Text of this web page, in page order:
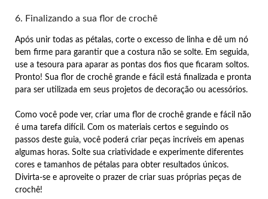
6. Finalizando a sua flor de crochê
Após unir todas as pétalas, corte o excesso de linha e dê um nó
bem firme para garantir que a costura não se solte. Em seguida,
use a tesoura para aparar as pontas dos fios que ficaram soltos.
Pronto! Sua flor de crochê grande e fácil está finalizada e pronta
para ser utilizada em seus projetos de decoração ou acessórios.
Como você pode ver, criar uma flor de crochê grande e fácil não
é uma tarefa difícil. Com os materiais certos e seguindo os
passos deste guia, você poderá criar peças incríveis em apenas
algumas horas. Solte sua criatividade e experimente diferentes
cores e tamanhos de pétalas para obter resultados únicos.
Divirta-se e aproveite o prazer de criar suas próprias peças de
crochê!